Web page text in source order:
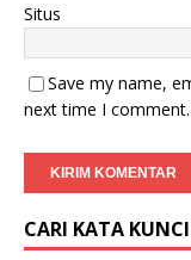
Situs
Save my name,
next time I comment.
CARI KATA